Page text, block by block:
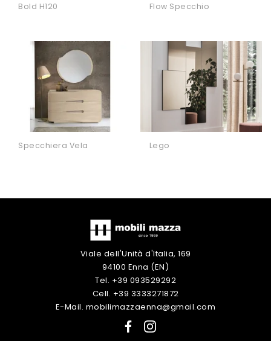
Bold H120 Flow Specchio
Specchiera Vela Lego
Viale dell'Unità d'Italia, 169
94100 Enna (EN)
Tel. +39 093529292
Cell. +39 3333271872
E-Mail. mobilimazzaenna@gmail.com